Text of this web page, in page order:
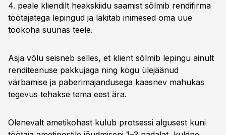
4. peale kliendilt heakskiidu saamist sõlmib rendifirma
töötajatega lepingud ja läkitab inimesed oma uue
töökoha suunas teele.
Asja võlu seisneb selles, et klient sõlmib lepingu ainult
renditeenuse pakkujaga ning kogu ülejäänud
värbamise ja paberimajandusega kaasnev mahukas
tegevus tehakse tema eest ära.
Olenevalt ametikohast kulub protsessi algusest kuni